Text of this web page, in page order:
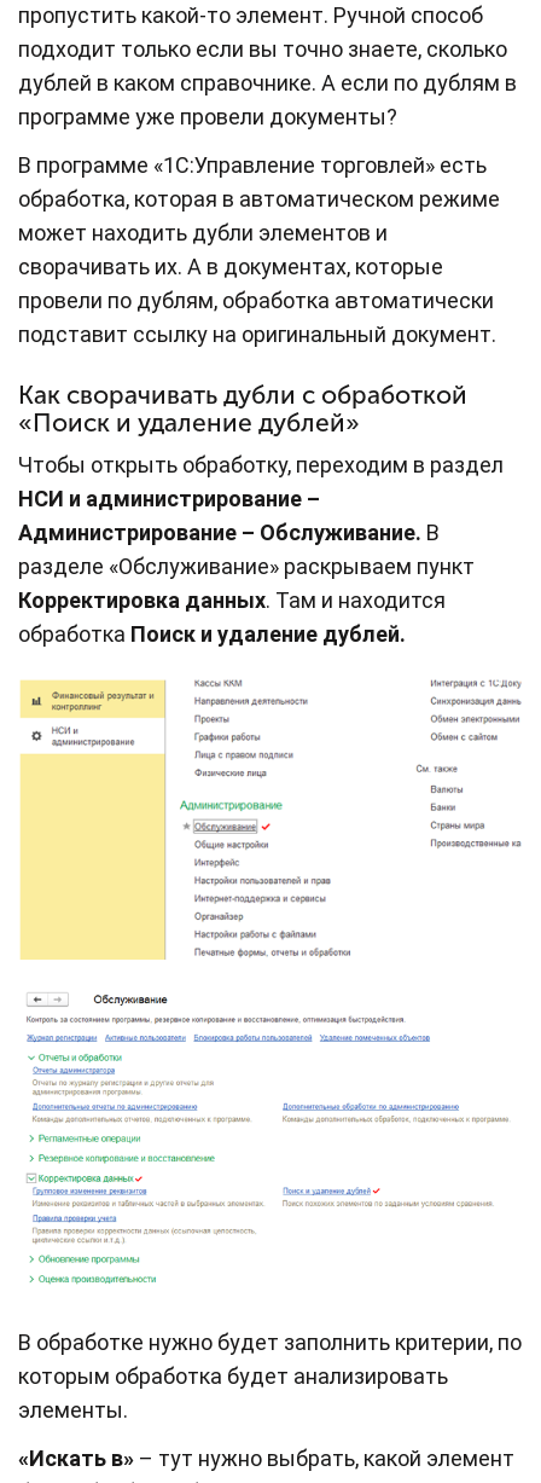
пропустить какой-то элемент. Ручной способ
подходит только если вы точно знаете, сколько
дублей в каком справочнике. А если по дублям в
программе уже провели документы?
В программе «1С:Управление торговлей» есть
обработка, которая в автоматическом режиме
может находить дубли элементов и
сворачивать их. А в документах, которые
провели по дублям, обработка автоматически
подставит ссылку на оригинальный документ.
Как сворачивать дубли с обработкой
«Поиск и удаление дублей»
Чтобы открыть обработку, переходим в раздел
НСИ и администрирование –
Администрирование – Обслуживание. В
разделе «Обслуживание» раскрываем пункт
Корректировка данных. Там и находится
обработка Поиск и удаление дублей.
В обработке нужно будет заполнить критерии, по
которым обработка будет анализировать
элементы.
«Искать в» – тут нужно выбрать, какой элемент